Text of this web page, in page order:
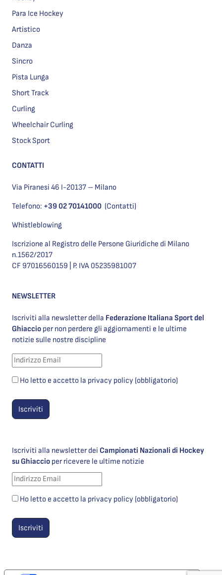
Para Ice Hockey
Artistico
Danza
Sincro
Pista Lunga
Short Track
Curling
Wheelchair Curling
Stock Sport
CONTATTI
Via Piranesi 46 I-20137 – Milano
Telefono: +39 02 70141000 (Contatti)
Whistleblowing
Iscrizione al Registro delle Persone Giuridiche di Milano
n.1562/2017
CF 97016560159 | P. IVA 05235981007
NEWSLETTER
Iscriviti alla newsletter della Federazione Italiana Sport del
Ghiaccio per non perdere gli aggiornamenti e le ultime
notizie sulle nostre discipline
Ho letto e accetto la privacy policy (obbligatorio)
Iscriviti alla newsletter dei Campionati Nazionali di Hockey
su Ghiaccio per ricevere le ultime notizie
Ho letto e accetto la privacy policy (obbligatorio)